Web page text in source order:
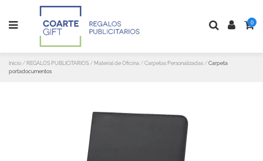
0
Inicio REGALOS PUBLICITARIOS Material de Oficina Carpetas Personalizadas
Carpeta
portadocumentos